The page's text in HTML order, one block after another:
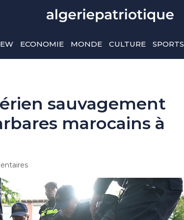
ECONOMIE MONDE CULTURE SPORTS
sauvagement
marocains à